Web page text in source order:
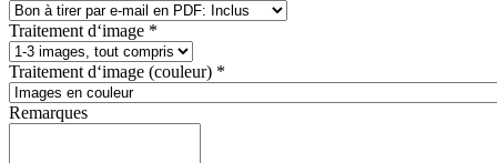
Traitement d‘image *
Traitement d‘image (couleur) *
Remarques